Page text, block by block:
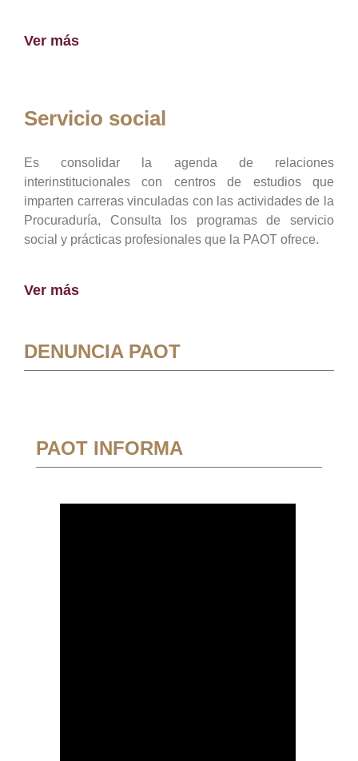
Ver más
Servicio social
Es consolidar la agenda de relaciones
interinstitucionales con centros de estudios que
imparten carreras vinculadas con las actividades de la
Procuraduría, Consulta los programas de servicio
social y prácticas profesionales que la PAOT ofrece.
Ver más
DENUNCIA PAOT
PAOT INFORMA